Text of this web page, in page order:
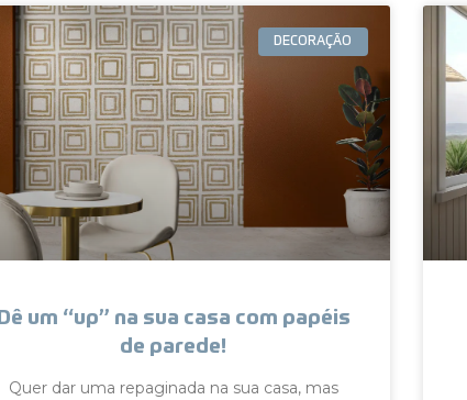
DECORAÇÃO
Dê um “up” na sua casa com papéis
de parede!
Quer dar uma repaginada na sua casa, mas